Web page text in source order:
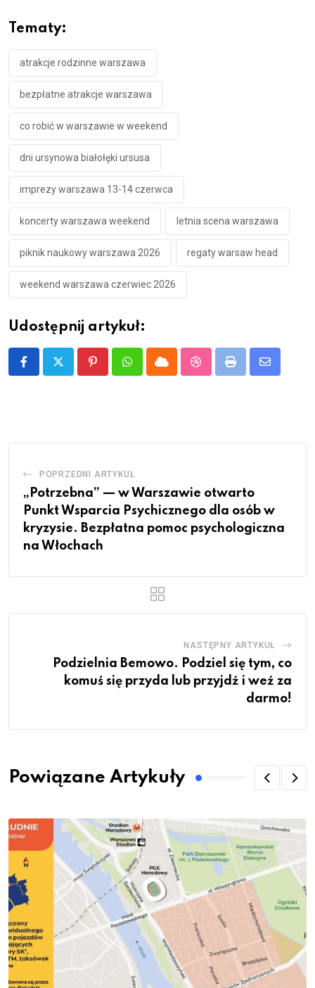
Tematy:
atrakcje rodzinne warszawa
bezpłatne atrakcje warszawa
co robić w warszawie w weekend
dni ursynowa białołęki ursusa
imprezy warszawa 13-14 czerwca
koncerty warszawa weekend letnia scena warszawa
piknik naukowy warszawa 2026 regaty warsaw head
weekend warszawa czerwiec 2026
Udostępnij artykuł:
PinterestWhatsappCloud StumbleUpon
Print
Share
POPRZEDNI ARTYKUŁ
„Potrzebna” — w Warszawie otwarto
Punkt Wsparcia Psychicznego dla osób w
kryzysie. Bezpłatna pomoc psychologiczna
na Włochach
NASTĘPNY ARTYKUŁ
Podzielnia Bemowo. Podziel się tym, co
komuś się przyda lub przyjdź i weź za
darmo!
Powiązane Artykuły